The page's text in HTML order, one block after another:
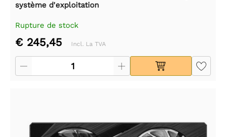
système d'exploitation
Rupture de stock
€ 245,45 Incl. La TVA